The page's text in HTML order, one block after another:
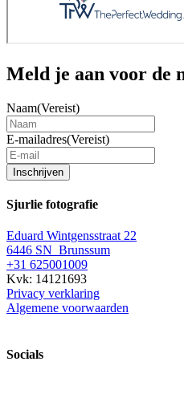
Meld je aan voor de
Naam(Vereist)
E-mailadres(Vereist)
Inschrijven
Sjurlie fotografie
Eduard Wintgensstraat 22
6446 SN Brunssum
+31 625001009
Kvk: 14121693
Privacy verklaring
Algemene voorwaarden
Socials